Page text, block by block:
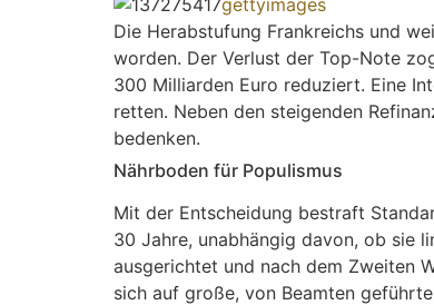
gettyimages
Die Herabstufung Frankreichs und
worden. Der Verlust der Top-Note
300 Milliarden Euro reduziert. Eine
retten. Neben den steigenden
bedenken.
Nährboden für Populismus
Mit der Entscheidung bestraft
30 Jahre, unabhängig davon, ob sie
ausgerichtet und nach dem Zweiten
sich auf große, von Beamten